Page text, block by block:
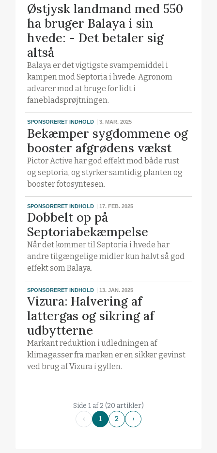
Østjysk landmand med 550
ha bruger Balaya i sin
hvede: - Det betaler sig
altså
Balaya er det vigtigste svampemiddel i
kampen mod Septoria i hvede. Agronom
advarer mod at bruge for lidt i
fanebladsprøjtningen.
SPONSORERET INDHOLD 3. MAR. 2025
Bekæmper sygdommene og
booster afgrødens vækst
Pictor Active har god effekt mod både rust
og septoria, og styrker samtidig planten og
booster fotosyntesen.
SPONSORERET INDHOLD 17. FEB. 2025
Dobbelt op på
Septoriabekæmpelse
Når det kommer til Septoria i hvede har
andre tilgængelige midler kun halvt så god
effekt som Balaya.
SPONSORERET INDHOLD 13. JAN. 2025
Vizura: Halvering af
lattergas og sikring af
udbytterne
Markant reduktion i udledningen af
klimagasser fra marken er en sikker gevinst
ved brug af Vizura i gyllen.
Side 1 af 2 (20 artikler)
‹
1 2 ›